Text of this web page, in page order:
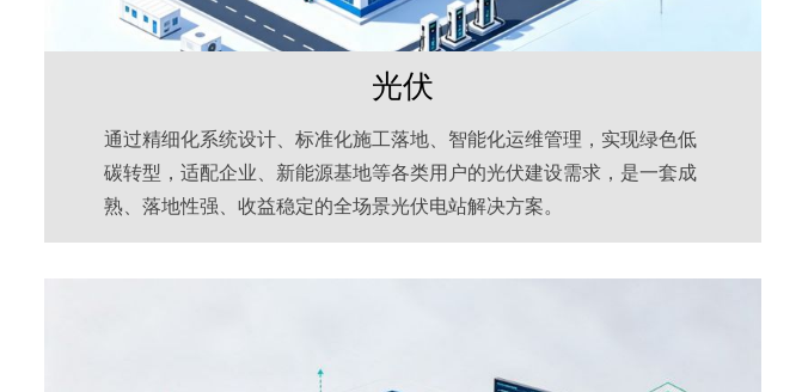
光伏
通过精细化系统设计、标准化施工落地、智能化运维管理，实现绿色低
碳转型，适配企业、新能源基地等各类用户的光伏建设需求，是一套成
熟、落地性强、收益稳定的全场景光伏电站解决方案。